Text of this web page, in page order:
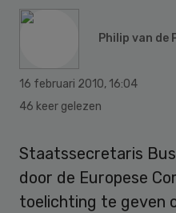
Philip van de
16 februari 2010, 16:04
46 keer gelezen
Staatssecretaris
door de Europese
toelichting te geven